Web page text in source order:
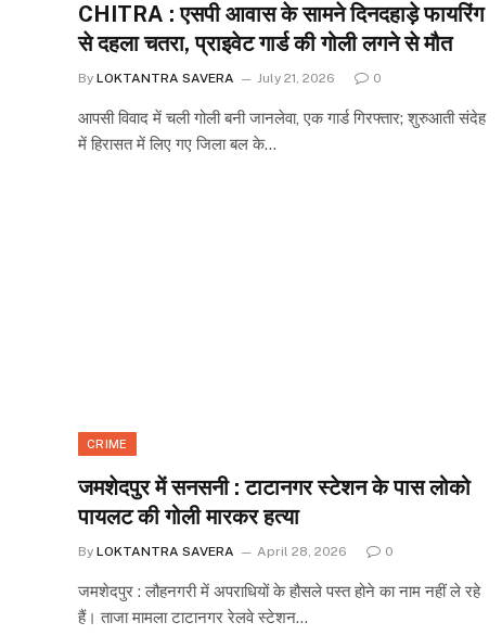
CHITRA : एसपी आवास के सामने दिनदहाड़े फायरिंग
से दहला चतरा, प्राइवेट गार्ड की गोली लगने से मौत
By LOKTANTRA SAVERA July 21, 2026 0
आपसी विवाद में चली गोली बनी जानलेवा, एक गार्ड गिरफ्तार; शुरुआती संदेह
में हिरासत में लिए गए जिला बल के…
CRIME
जमशेदपुर में सनसनी : टाटानगर स्टेशन के पास लोको
पायलट की गोली मारकर हत्या
By LOKTANTRA SAVERA April 28, 2026 0
जमशेदपुर : लौहनगरी में अपराधियों के हौसले पस्त होने का नाम नहीं ले रहे
हैं। ताजा मामला टाटानगर रेलवे स्टेशन…